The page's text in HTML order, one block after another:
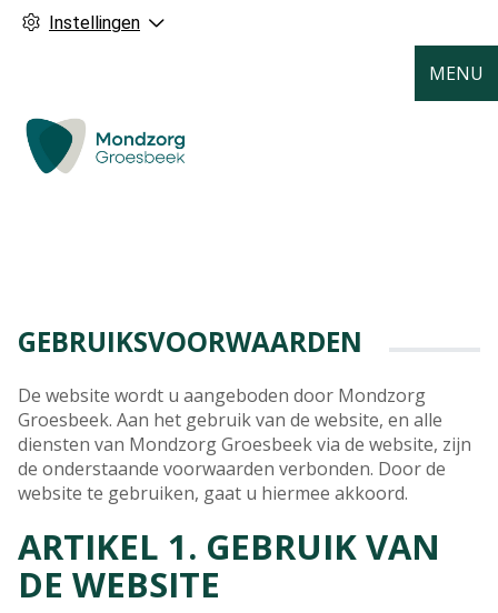
Instellingen
MENU
GEBRUIKSVOORWAARDEN
De website wordt u aangeboden door Mondzorg
Groesbeek. Aan het gebruik van de website, en alle
diensten van Mondzorg Groesbeek via de website, zijn
de onderstaande voorwaarden verbonden. Door de
website te gebruiken, gaat u hiermee akkoord.
ARTIKEL 1. GEBRUIK VAN
DE WEBSITE